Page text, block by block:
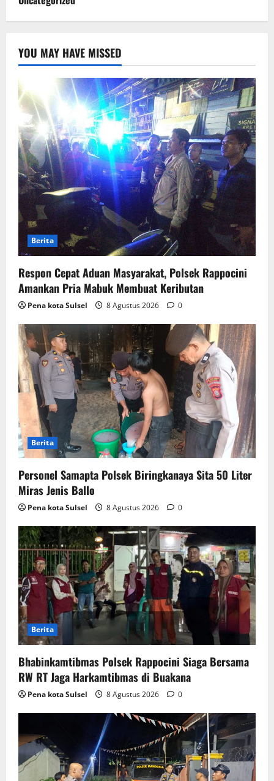
YOU MAY HAVE MISSED
Berita
Respon Cepat Aduan Masyarakat, Polsek Rappocini
Amankan Pria Mabuk Membuat Keributan
Pena kota Sulsel 8 Agustus 2026 0
Berita
Personel Samapta Polsek Biringkanaya Sita 50 Liter
Miras Jenis Ballo
Pena kota Sulsel 8 Agustus 2026 0
Berita
Bhabinkamtibmas Polsek Rappocini Siaga Bersama
RW RT Jaga Harkamtibmas di Buakana
Pena kota Sulsel 8 Agustus 2026 0